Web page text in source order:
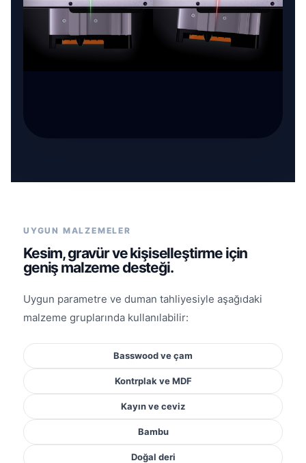
UYGUN MALZEMELER
Kesim, gravür ve kişiselleştirme için
geniş malzeme desteği.
Uygun parametre ve duman tahliyesiyle aşağıdaki
malzeme gruplarında kullanılabilir:
Basswood ve çam
Kontrplak ve MDF
Kayın ve ceviz
Bambu
Doğal deri